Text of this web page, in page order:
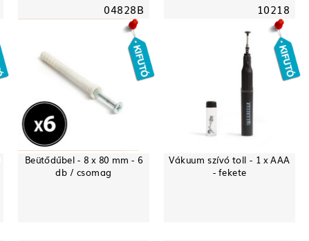
04828B
Beütődűbel - 8 x 80 mm - 6
db / csomag
10218
Vákuum szívó toll - 1 x AAA
- fekete